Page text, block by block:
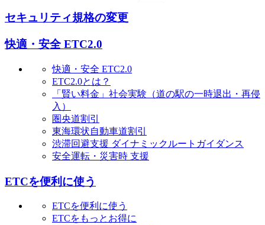
セキュリティ規格の変更
快適・安全 ETC2.0
快適・安全 ETC2.0
ETC2.0とは？
「賢い料金」社会実験（道の駅の一時退出・再侵
入）
圏央道割引
東海環状自動車道割引
渋滞回避支援 ダイナミックルートガイダンス
安全運転・災害時 支援
ETCを便利に使う
ETCを便利に使う
ETCをもっとお得に